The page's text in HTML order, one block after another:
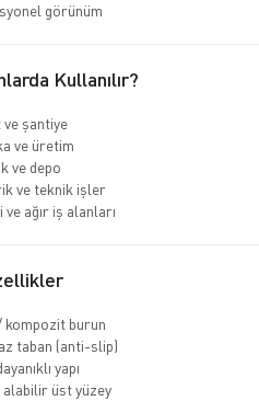
görünüm
Kullanılır?
ve şantiye
ve üretim
ve depo
ve teknik işler
ve ağır iş alanları
kompozit burun
taban (anti-slip)
yapı
alabilir üst yüzey